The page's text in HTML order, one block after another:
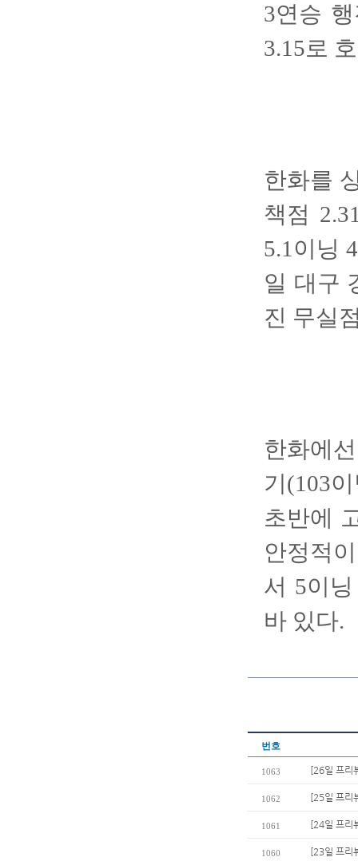
3연승
3.15로
한화를
책점
5.1이닝
일 대구
진 무실
한화에
기(103
초반에
안정적
서 5이
바 있다.
번호
1063 [26일 프리
1062 [25일 프리
1061 [24일 프리
1060 [23일 프리